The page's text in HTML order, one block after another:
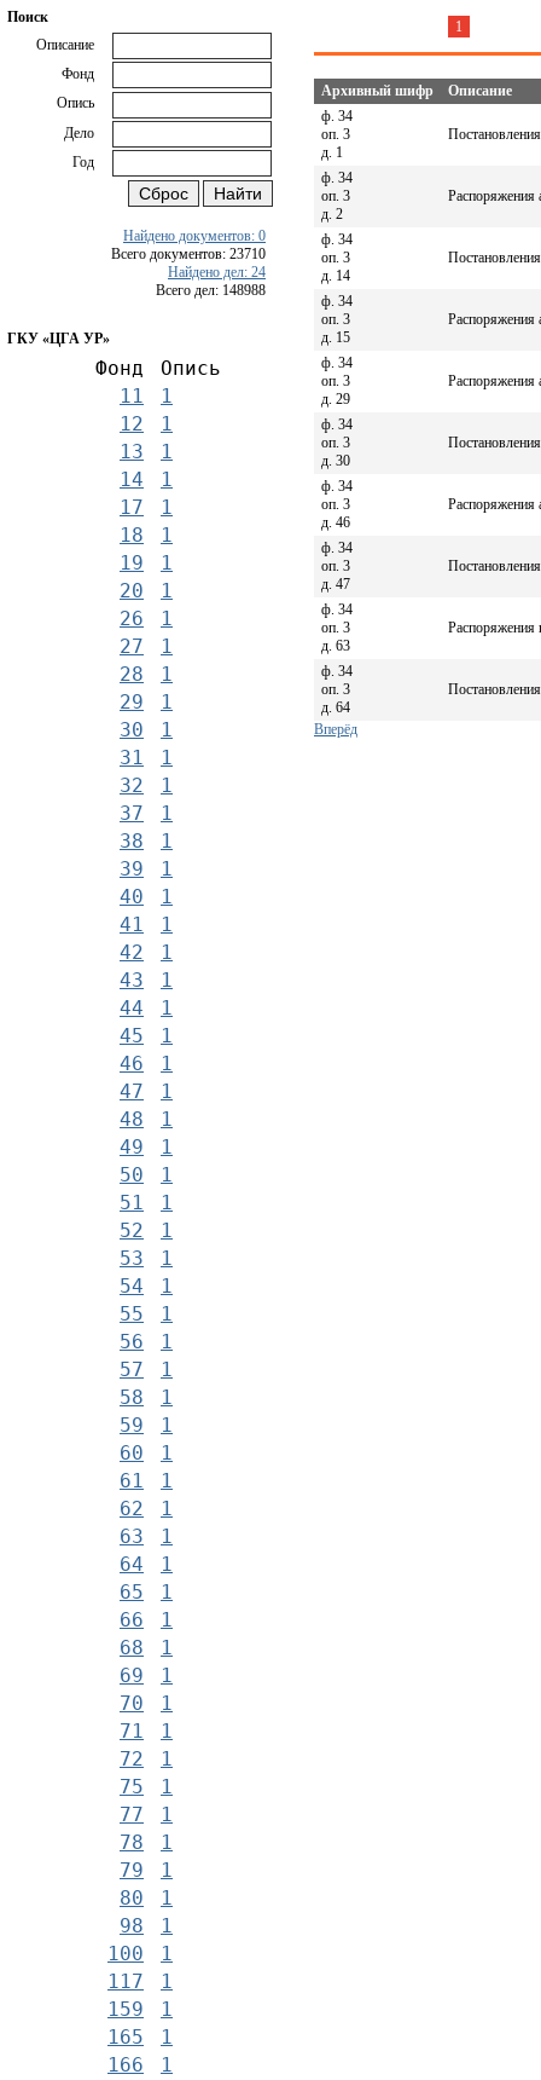
Поиск
Описание
Фонд
Опись
Дело
Год
Найдено документов: 0
Всего документов: 23710
Найдено дел: 24
Всего дел: 148988
ГКУ «ЦГА УР»
Фонд
Опись
11
1
12
1
13
1
14
1
17
1
18
1
19
1
20
1
26
1
27
1
28
1
29
1
30
1
31
1
32
1
37
1
38
1
39
1
40
1
41
1
42
1
43
1
44
1
45
1
46
1
47
1
48
1
49
1
50
1
51
1
52
1
53
1
54
1
55
1
56
1
57
1
58
1
59
1
60
1
61
1
62
1
63
1
64
1
65
1
66
1
68
1
69
1
70
1
71
1
72
1
75
1
77
1
78
1
79
1
80
1
98
1
100
1
117
1
159
1
165
1
166
1
1
Архивный шифр
Описание
ф. 34
оп. 3
д. 1
ф. 34
оп. 3
д. 2
Распоряжения
ф. 34
оп. 3
д. 14
ф. 34
оп. 3
д. 15
Распоряжения
ф. 34
оп. 3
д. 29
Распоряжения
ф. 34
оп. 3
д. 30
ф. 34
оп. 3
д. 46
Распоряжения
ф. 34
оп. 3
д. 47
ф. 34
оп. 3
д. 63
Распоряжения
ф. 34
оп. 3
д. 64
Вперёд